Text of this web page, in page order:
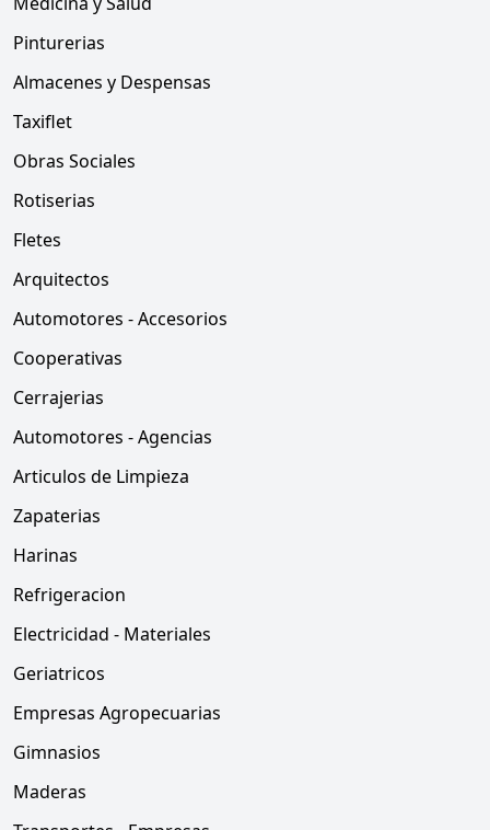
Pinturerias
Almacenes y Despensas
Taxiflet
Obras Sociales
Rotiserias
Fletes
Arquitectos
Automotores - Accesorios
Cooperativas
Cerrajerias
Automotores - Agencias
Articulos de Limpieza
Zapaterias
Harinas
Refrigeracion
Electricidad - Materiales
Geriatricos
Empresas Agropecuarias
Gimnasios
Maderas